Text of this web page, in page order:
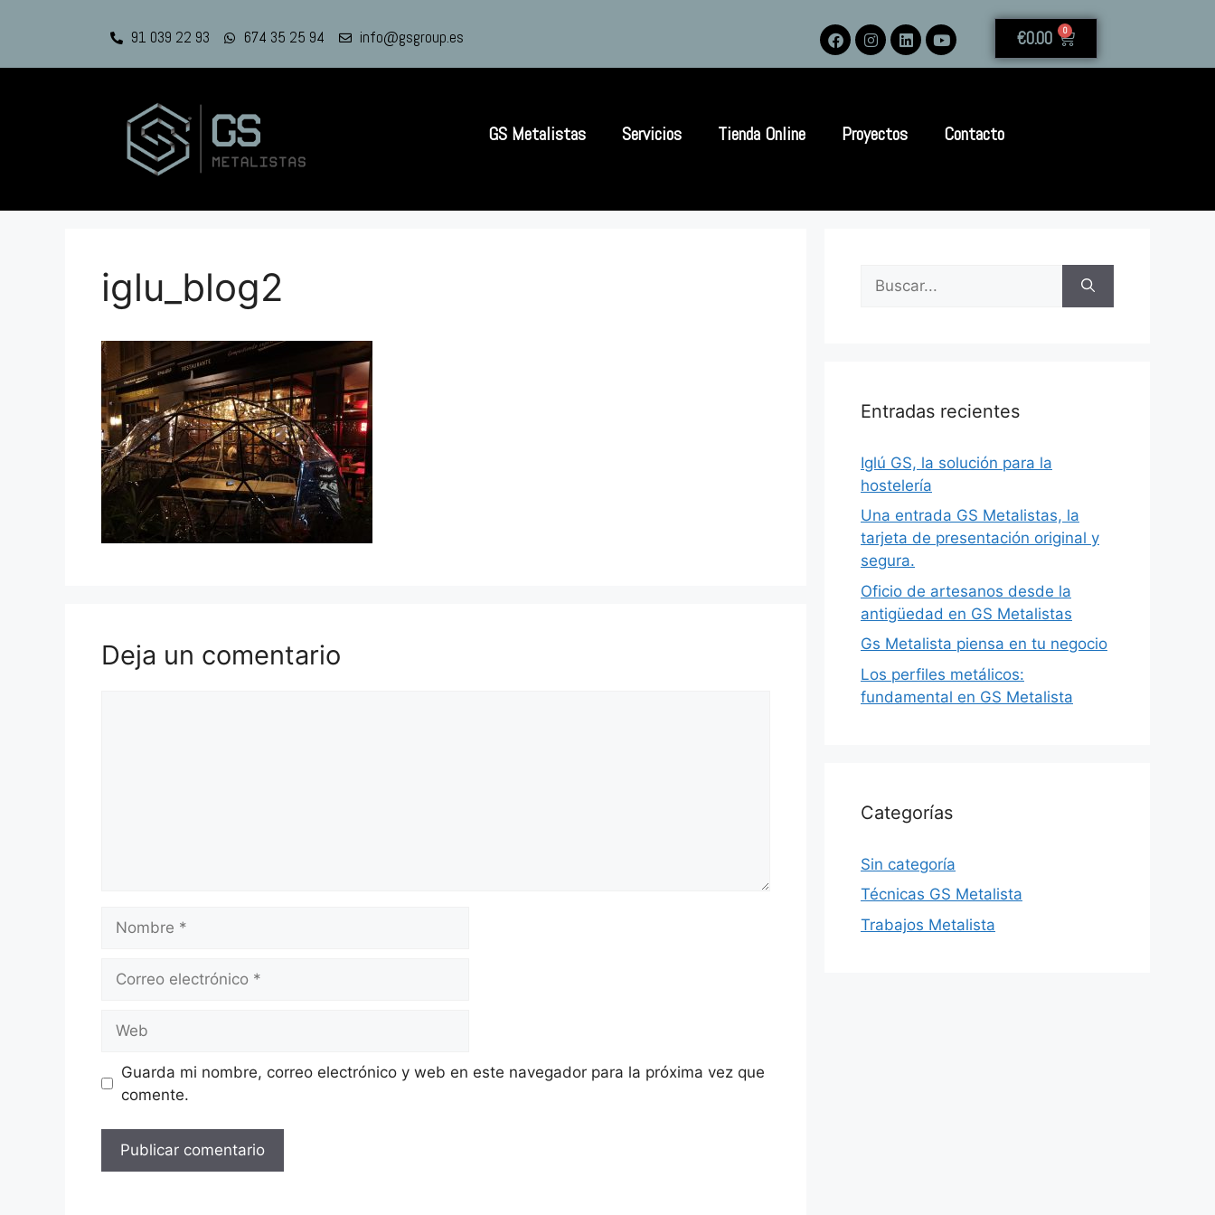
91 039 22 93 674 35 25 94 info@gsgroup.es €0.00 0
GS Metalistas Servicios Tienda Online Proyectos Contacto
iglu_blog2
Deja un comentario
Guarda mi nombre, correo electrónico y web en este navegador para la próxima vez que
comente.
Entradas recientes
Iglú GS, la solución para la
hostelería
Una entrada GS Metalistas, la
tarjeta de presentación original y
segura.
Oficio de artesanos desde la
antigüedad en GS Metalistas
Gs Metalista piensa en tu negocio
Los perfiles metálicos:
fundamental en GS Metalista
Categorías
Sin categoría
Técnicas GS Metalista
Trabajos Metalista